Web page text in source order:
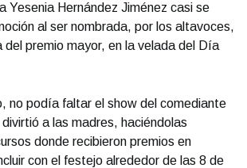
Yesenia Hernández Jiménez casi se
al ser nombrada, por los altavoces,
del premio mayor, en la velada del Día
no podía faltar el show del comediante
a las madres, haciéndolas
donde recibieron premios en
con el festejo alrededor de las 8 de